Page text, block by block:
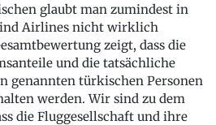
glaubt man zumindest in
Airlines nicht wirklich
zeigt, dass die
und die tatsächliche
genannten türkischen Personen
werden. Wir sind zu dem
die Fluggesellschaft und ihre